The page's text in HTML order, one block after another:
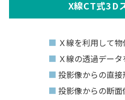
X線CT式3D
Ｘ線を利用して
Ｘ線の透過デー
投影像からの直接
投影像からの断